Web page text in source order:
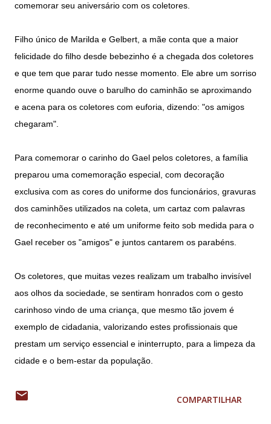
comemorar seu aniversário com os coletores.
Filho único de Marilda e Gelbert, a mãe conta que a maior
felicidade do filho desde bebezinho é a chegada dos coletores
e que tem que parar tudo nesse momento. Ele abre um sorriso
enorme quando ouve o barulho do caminhão se aproximando
e acena para os coletores com euforia, dizendo: "os amigos
chegaram".
Para comemorar o carinho do Gael pelos coletores, a família
preparou uma comemoração especial, com decoração
exclusiva com as cores do uniforme dos funcionários, gravuras
dos caminhões utilizados na coleta, um cartaz com palavras
de reconhecimento e até um uniforme feito sob medida para o
Gael receber os "amigos" e juntos cantarem os parabéns.
Os coletores, que muitas vezes realizam um trabalho invisível
aos olhos da sociedade, se sentiram honrados com o gesto
carinhoso vindo de uma criança, que mesmo tão jovem é
exemplo de cidadania, valorizando estes profissionais que
prestam um serviço essencial e ininterrupto, para a limpeza da
cidade e o bem-estar da população.
COMPARTILHAR